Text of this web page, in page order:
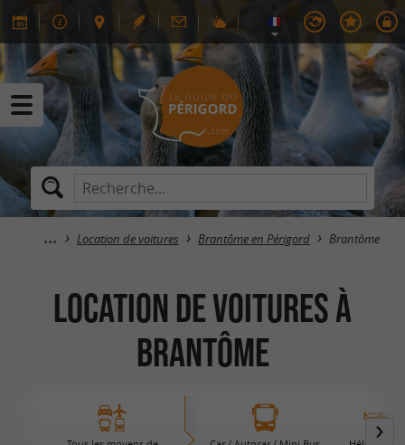
Location de voitures Brantôme en Périgord Brantôme
Location de voitures à
Brantôme